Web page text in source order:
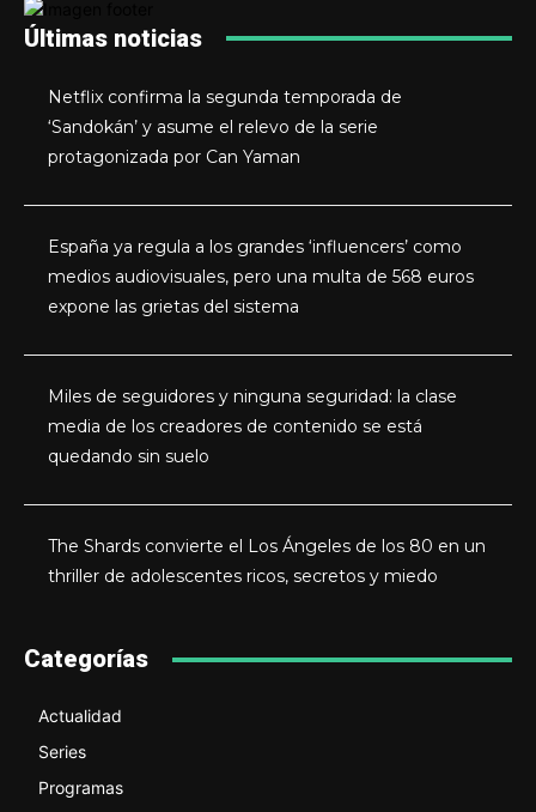
Últimas noticias
Netflix confirma la segunda temporada de
‘Sandokán’ y asume el relevo de la serie
protagonizada por Can Yaman
España ya regula a los grandes ‘influencers’ como
medios audiovisuales, pero una multa de 568 euros
expone las grietas del sistema
Miles de seguidores y ninguna seguridad: la clase
media de los creadores de contenido se está
quedando sin suelo
The Shards convierte el Los Ángeles de los 80 en un
thriller de adolescentes ricos, secretos y miedo
Categorías
Actualidad
Series
Programas